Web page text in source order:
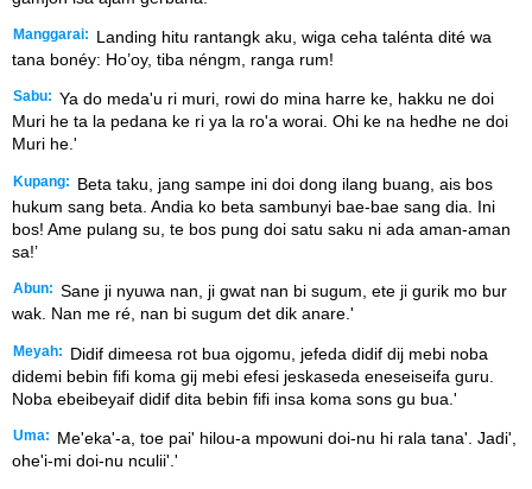
Manggarai:
Landing hitu rantangk aku, wiga ceha talénta dité wa
tana bonéy: Ho’oy, tiba néngm, ranga rum!
Sabu: Ya do meda'u ri muri, rowi do mina harre ke, hakku ne doi
Muri he ta la pedana ke ri ya la ro'a worai. Ohi ke na hedhe ne doi
Muri he.'
Kupang:
Beta taku, jang sampe ini doi dong ilang buang, ais bos
hukum sang beta. Andia ko beta sambunyi bae-bae sang dia. Ini
bos! Ame pulang su, te bos pung doi satu saku ni ada aman-aman
sa!’
Abun: Sane ji nyuwa nan, ji gwat nan bi sugum, ete ji gurik mo bur
wak. Nan me ré, nan bi sugum det dik anare.'
Meyah:
Didif dimeesa rot bua ojgomu, jefeda didif dij mebi noba
didemi bebin fifi koma gij mebi efesi jeskaseda eneseiseifa guru.
Noba ebeibeyaif didif dita bebin fifi insa koma sons gu bua.'
Uma:
Me'eka'-a, toe pai' hilou-a mpowuni doi-nu hi rala tana'. Jadi',
ohe'i-mi doi-nu nculii'.'